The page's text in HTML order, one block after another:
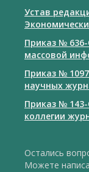
Устав
Приказ №
массовой
Приказ №
научных
Приказ №
коллегии
Остались
Можете